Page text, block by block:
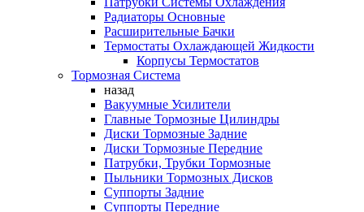
Радиаторы Основные
Расширительные Бачки
Термостаты Охлаждающей Жидкости
Корпусы Термостатов
Тормозная Система
назад
Вакуумные Усилители
Главные Тормозные Цилиндры
Диски Тормозные Задние
Диски Тормозные Передние
Патрубки, Трубки Тормозные
Пыльники Тормозных Дисков
Суппорты Задние
Суппорты Передние